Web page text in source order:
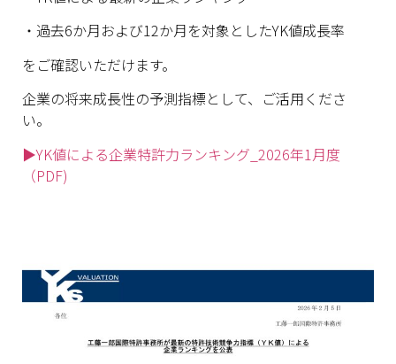
・過去6か月および12か月を対象としたYK値成長率
をご確認いただけます。
企業の将来成長性の予測指標として、ご活用くださ
い。
▶YK値による企業特許力ランキング_2026年1月度
（PDF)